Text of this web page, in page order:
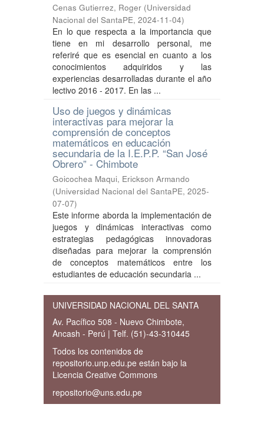
Cenas Gutierrez, Roger (Universidad
Nacional del SantaPE, 2024-11-04)
En lo que respecta a la importancia que
tiene en mi desarrollo personal, me
referiré que es esencial en cuanto a los
conocimientos adquiridos y las
experiencias desarrolladas durante el año
lectivo 2016 - 2017. En las ...
Uso de juegos y dinámicas
interactivas para mejorar la
comprensión de conceptos
matemáticos en educación
secundaria de la I.E.P.P. “San José
Obrero” - Chimbote
Goicochea Maqui, Erickson Armando
(Universidad Nacional del SantaPE, 2025-
07-07)
Este informe aborda la implementación de
juegos y dinámicas interactivas como
estrategias pedagógicas innovadoras
diseñadas para mejorar la comprensión
de conceptos matemáticos entre los
estudiantes de educación secundaria ...
UNIVERSIDAD NACIONAL DEL SANTA
Av. Pacífico 508 - Nuevo Chimbote,
Ancash - Perú | Telf. (51)-43-310445
Todos los contenidos de
repositorio.unp.edu.pe están bajo la
Licencia Creative Commons
repositorio@uns.edu.pe